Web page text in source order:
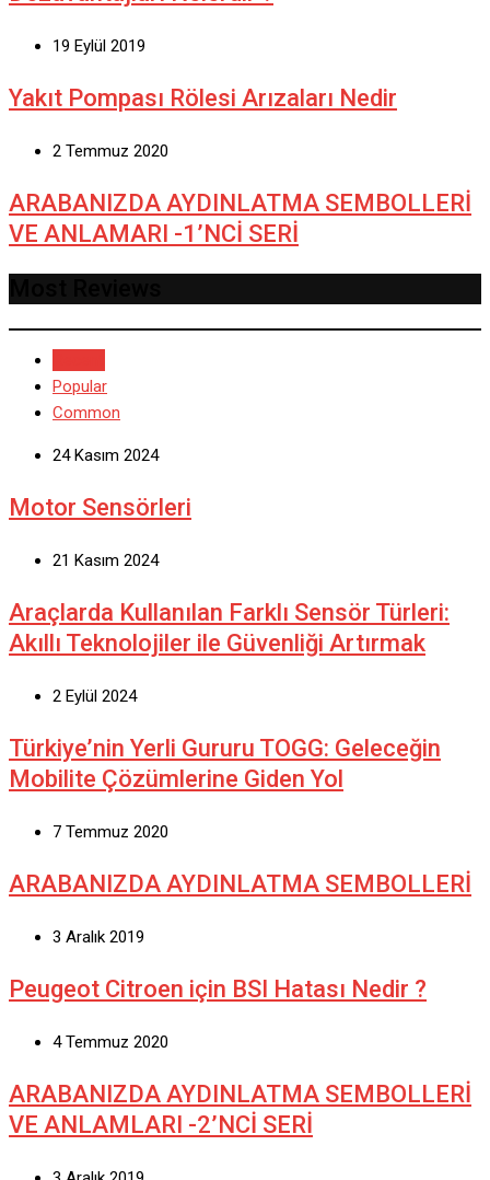
19 Eylül 2019
Yakıt Pompası Rölesi Arızaları Nedir
2 Temmuz 2020
ARABANIZDA AYDINLATMA SEMBOLLERİ
VE ANLAMARI -1’NCİ SERİ
Popular
Common
24 Kasım 2024
Motor Sensörleri
21 Kasım 2024
Araçlarda Kullanılan Farklı Sensör Türleri:
Akıllı Teknolojiler ile Güvenliği Artırmak
2 Eylül 2024
Türkiye’nin Yerli Gururu TOGG: Geleceğin
Mobilite Çözümlerine Giden Yol
7 Temmuz 2020
ARABANIZDA AYDINLATMA SEMBOLLERİ
3 Aralık 2019
Peugeot Citroen için BSI Hatası Nedir ?
4 Temmuz 2020
ARABANIZDA AYDINLATMA SEMBOLLERİ
VE ANLAMLARI -2’NCİ SERİ